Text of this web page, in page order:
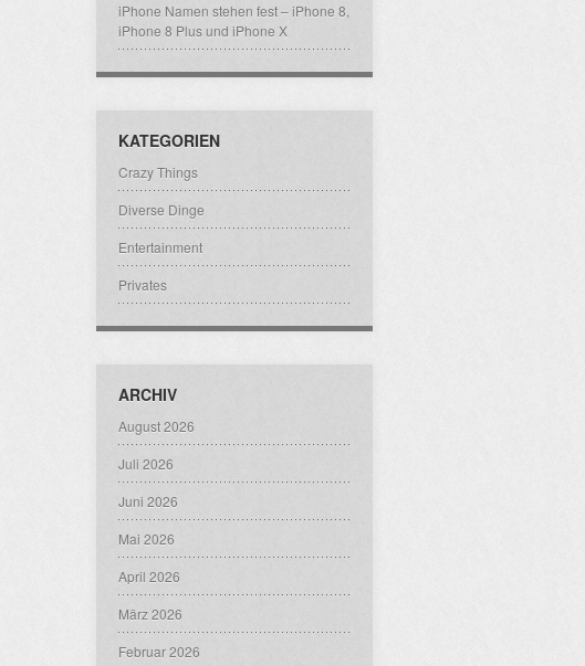
iPhone Namen stehen fest – iPhone 8,
iPhone 8 Plus und iPhone X
KATEGORIEN
Crazy Things
Diverse Dinge
Entertainment
Privates
ARCHIV
August 2026
Juli 2026
Juni 2026
Mai 2026
April 2026
März 2026
Februar 2026